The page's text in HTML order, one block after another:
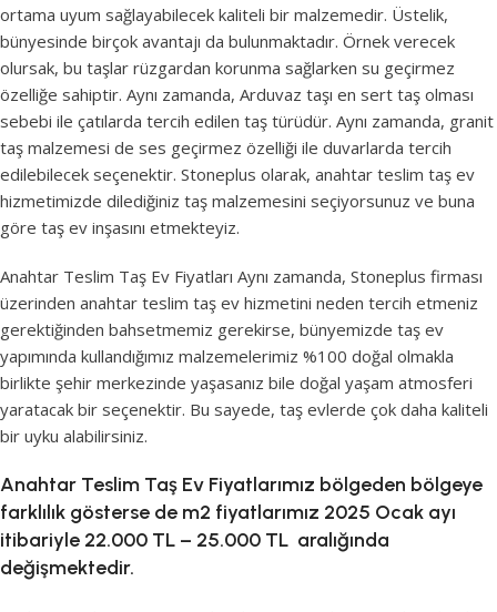
ortama uyum sağlayabilecek kaliteli bir malzemedir. Üstelik,
bünyesinde birçok avantajı da bulunmaktadır. Örnek verecek
olursak, bu taşlar rüzgardan korunma sağlarken su geçirmez
özelliğe sahiptir. Aynı zamanda, Arduvaz taşı en sert taş olması
sebebi ile çatılarda tercih edilen taş türüdür. Aynı zamanda, granit
taş malzemesi de ses geçirmez özelliği ile duvarlarda tercih
edilebilecek seçenektir. Stoneplus olarak, anahtar teslim taş ev
hizmetimizde dilediğiniz taş malzemesini seçiyorsunuz ve buna
göre taş ev inşasını etmekteyiz.
Anahtar Teslim Taş Ev Fiyatları Aynı zamanda, Stoneplus firması
üzerinden anahtar teslim taş ev hizmetini neden tercih etmeniz
gerektiğinden bahsetmemiz gerekirse, bünyemizde taş ev
yapımında kullandığımız malzemelerimiz %100 doğal olmakla
birlikte şehir merkezinde yaşasanız bile doğal yaşam atmosferi
yaratacak bir seçenektir. Bu sayede, taş evlerde çok daha kaliteli
bir uyku alabilirsiniz.
Anahtar Teslim Taş Ev Fiyatlarımız bölgeden bölgeye
farklılık gösterse de m2 fiyatlarımız 2025 Ocak ayı
itibariyle 22.000 TL – 25.000 TL aralığında
değişmektedir.